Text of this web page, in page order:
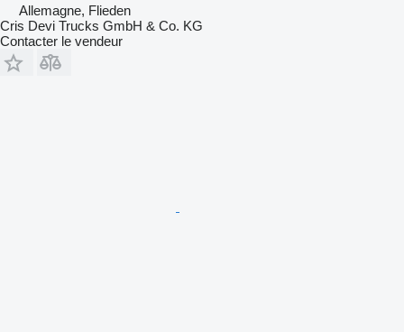
Allemagne, Flieden
Cris Devi Trucks GmbH & Co. KG
Contacter le vendeur